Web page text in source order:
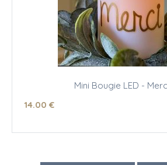
Mini Bougie LED -
14.00 €